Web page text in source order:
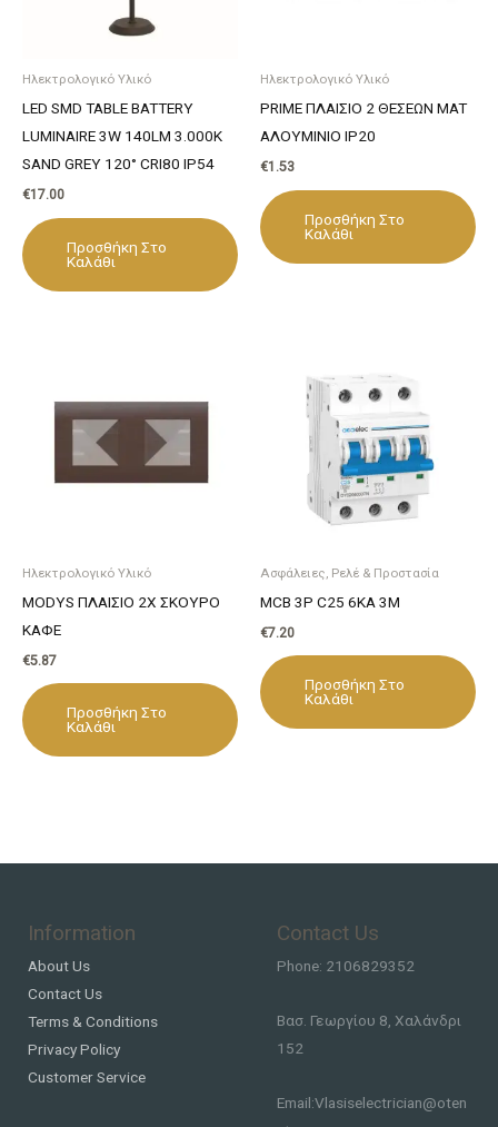
Ηλεκτρολογικό Υλικό
LED SMD TABLE BATTERY
LUMINAIRE 3W 140LM 3.000K
SAND GREY 120° CRI80 IP54
€17.00
Προσθήκη Στο
Καλάθι
Ηλεκτρολογικό Υλικό
PRIME ΠΛΑΙΣΙΟ 2 ΘΕΣΕΩΝ MAT
ΑΛΟΥΜΙΝΙΟ IP20
€1.53
Προσθήκη Στο
Καλάθι
Ηλεκτρολογικό Υλικό
MODYS ΠΛΑΙΣΙΟ 2X ΣΚΟΥΡΟ
ΚΑΦΕ
€5.87
Προσθήκη Στο
Καλάθι
Ασφάλειες, Ρελέ & Προστασία
MCB 3P C25 6KA 3M
€7.20
Προσθήκη Στο
Καλάθι
Information
About Us
Contact Us
Terms & Conditions
Privacy Policy
Customer Service
Contact Us
Phone: 2106829352
Βασ. Γεωργίου 8, Χαλάνδρι
152
Email:Vlasiselectrician@oten